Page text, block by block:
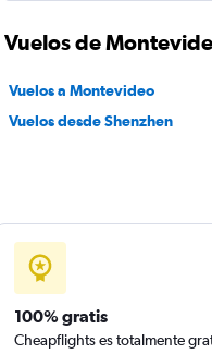
Vuelos de
Vuelos a Montevideo
Vuelos desde Shenzhen
100% gratis
Cheapflights es totalmente